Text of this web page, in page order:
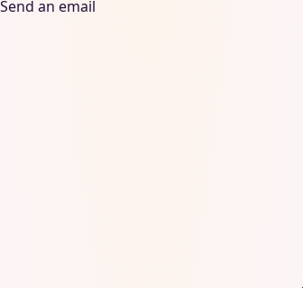
Send an email